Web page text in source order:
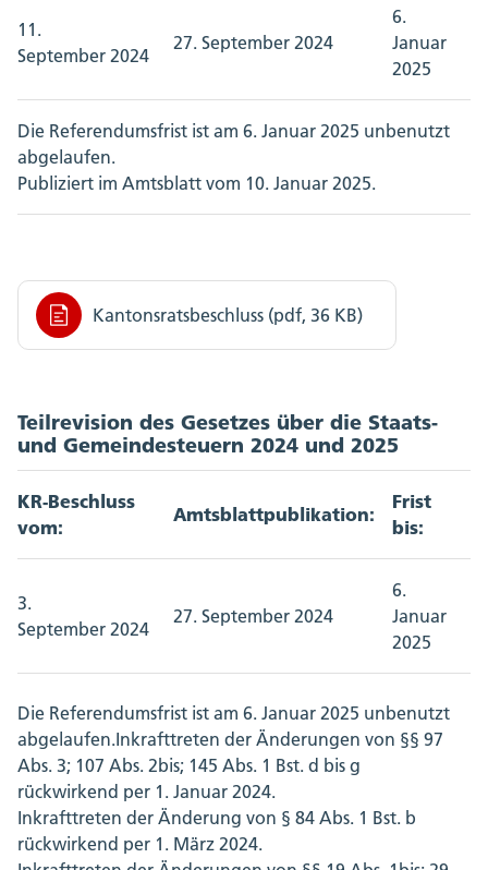
11.
September 2024
27. September 2024
6.
Januar
2025
Die Referendumsfrist ist am 6. Januar 2025 unbenutzt
abgelaufen.
Publiziert im Amtsblatt vom 10. Januar 2025.
Kantonsratsbeschluss (pdf, 36 KB)
Teilrevision des Gesetzes über die Staats-
und Gemeindesteuern 2024 und 2025
KR-Beschluss
vom:
Amtsblattpublikation:
Frist
bis:
3.
September 2024
27. September 2024
6.
Januar
2025
Die Referendumsfrist ist am 6. Januar 2025 unbenutzt
abgelaufen.Inkrafttreten der Änderungen von §§ 97
Abs. 3; 107 Abs. 2bis; 145 Abs. 1 Bst. d bis g
rückwirkend per 1. Januar 2024.
Inkrafttreten der Änderung von § 84 Abs. 1 Bst. b
rückwirkend per 1. März 2024.